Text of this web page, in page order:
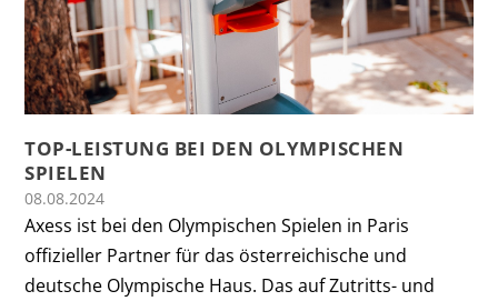
TOP-LEISTUNG BEI DEN OLYMPISCHEN
SPIELEN
08.08.2024
Axess ist bei den Olympischen Spielen in Paris
offizieller Partner für das österreichische und
deutsche Olympische Haus. Das auf Zutritts- und